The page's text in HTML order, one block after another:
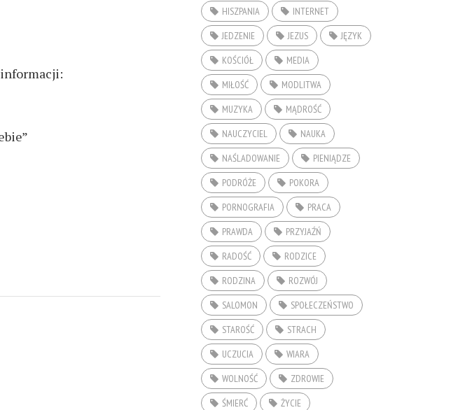
informacji:
HISZPANIA
INTERNET
JEDZENIE
JEZUS
JĘZYK
KOŚCIÓŁ
MEDIA
MIŁOŚĆ
MODLITWA
MUZYKA
MĄDROŚĆ
NAUCZYCIEL
NAUKA
NAŚLADOWANIE
PIENIĄDZE
PODRÓŻE
POKORA
PORNOGRAFIA
PRACA
PRAWDA
PRZYJAŹŃ
RADOŚĆ
RODZICE
RODZINA
ROZWÓJ
SALOMON
SPOŁECZEŃSTWO
STAROŚĆ
STRACH
UCZUCIA
WIARA
WOLNOŚĆ
ZDROWIE
ŚMIERĆ
ŻYCIE